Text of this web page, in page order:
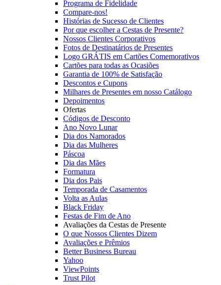
Programa de Fidelidade
Compare-nos!
Histórias de Sucesso de Clientes
Por que escolher a Cestas de Presente?
Nossos Clientes Corporativos
Fotos de Destinatários de Presentes
Logo GRÁTIS em Cartões Comemorativos
Cartões para todas as Ocasiões
Garantia de 100% de Satisfação
Descontos e Cupons
Milhares de Presentes em nosso Catálogo
Depoimentos
Ofertas
Códigos de Desconto
Ano Novo Lunar
Dia dos Namorados
Dia das Mulheres
Páscoa
Dia das Mães
Formatura
Dia dos Pais
Temporada de Casamentos
Volta as Aulas
Black Friday
Festas de Fim de Ano
Avaliações da Cestas de Presente
O que Nossos Clientes Dizem
Avaliações e Prêmios
Better Business Bureau
Yahoo
ViewPoints
Trust Pilot